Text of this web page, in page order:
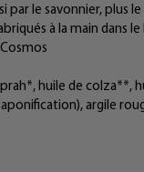
le savonnier, plus
à la main dans
huile de colza**,
argile